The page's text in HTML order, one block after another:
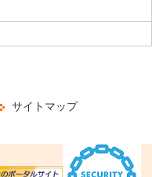
サイトマップ